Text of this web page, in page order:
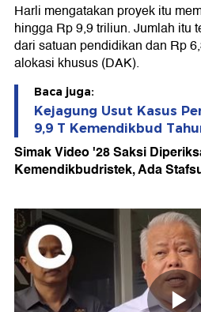
Harli mengatakan proyek itu
hingga Rp 9,9 triliun. Jumlah itu
dari satuan pendidikan dan Rp
alokasi khusus (DAK).
Baca juga:
Kejagung Usut Kasus
9,9 T Kemendikbud
Simak Video '28 Saksi
Kemendikbudristek, Ada